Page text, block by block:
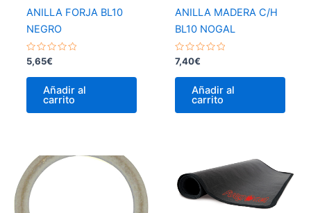
ANILLA FORJA BL10
NEGRO
Valorado
con
0
5,65€
Añadir al
carrito
ANILLA MADERA C/H
BL10 NOGAL
Valorado
con
0
7,40€
Añadir al
carrito